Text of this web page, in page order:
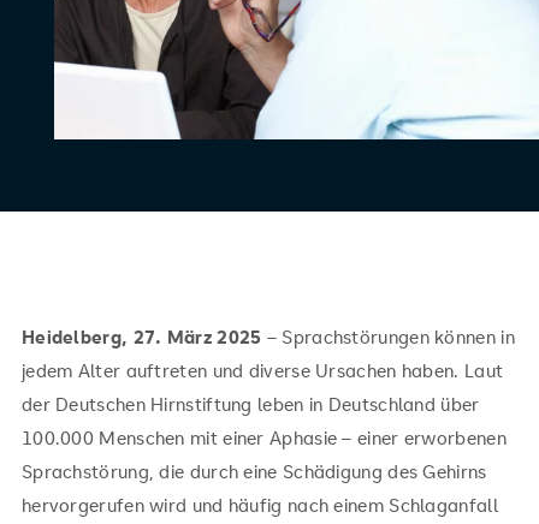
Heidelberg, 27. März 2025 – Sprachstörungen können in
jedem Alter auftreten und diverse Ursachen haben. Laut
der Deutschen Hirnstiftung leben in Deutschland über
100.000 Menschen mit einer Aphasie – einer erworbenen
Sprachstörung, die durch eine Schädigung des Gehirns
hervorgerufen wird und häufig nach einem Schlaganfall